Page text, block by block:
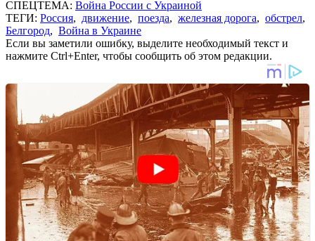
СПЕЦТЕМА: Война России с Украиной
ТЕГИ: Россия, движение, поезда, железная дорога, обстрел,
Белгород, Война в Украине
Если вы заметили ошибку, выделите необходимый текст и
нажмите Ctrl+Enter, чтобы сообщить об этом редакции.